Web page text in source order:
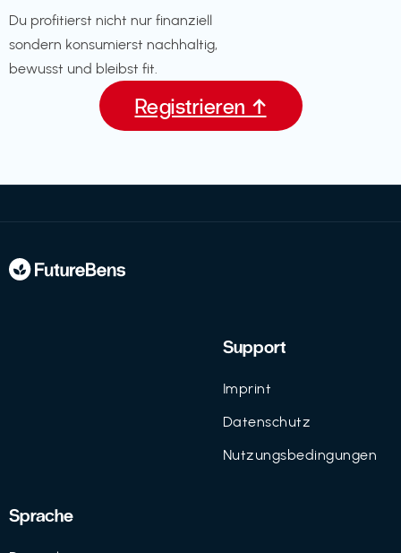
Du profitierst nicht nur finanziell
sondern konsumierst nachhaltig,
bewusst und bleibst fit.
Registrieren ↑
Support
Imprint
Datenschutz
Nutzungsbedingungen
Sprache